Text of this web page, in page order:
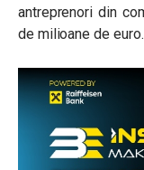
antreprenori din
de milioane de euro.